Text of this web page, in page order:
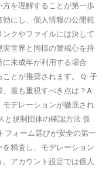
方を理解することが第一歩
にし、個人情報の公開範
クやファイルには決して
世界と同様の警戒心を持
未成年が利用する場合
とが推奨されます。 Q: 子
最も重視すべき点は？A:
デレーションが徹底され
と規制団体の確認方法 仮
フォーム選びが安全の第一
精査し、モデレーション
アカウント設定では個人